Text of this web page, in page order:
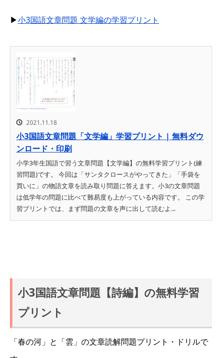
▶小3国語文章問題 文学編の学習プリント
2021.11.18
小3国語文章問題「文学編」学習プリント | 無料ダウ
ンロード・印刷
小学3年生国語で習う文章問題【文学編】の無料学習プリント(練
習問題)です。 今回は「サンタクロースがやってきた」「手袋を
買いに」の物語文章を読み取り問題に答えます。小3の文章問題
は低学年の問題に比べて難易度も上がっている内容です。 この学
習プリントでは、まず問題の文章を声に出して読むよ...
小3国語文章問題【詩編】の無料学習
プリント
「春の河」と「雲」の文章読解問題プリント・ドリルで